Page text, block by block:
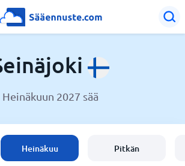
Heinäkuun 2027 sää
Heinäkuu Pitkän